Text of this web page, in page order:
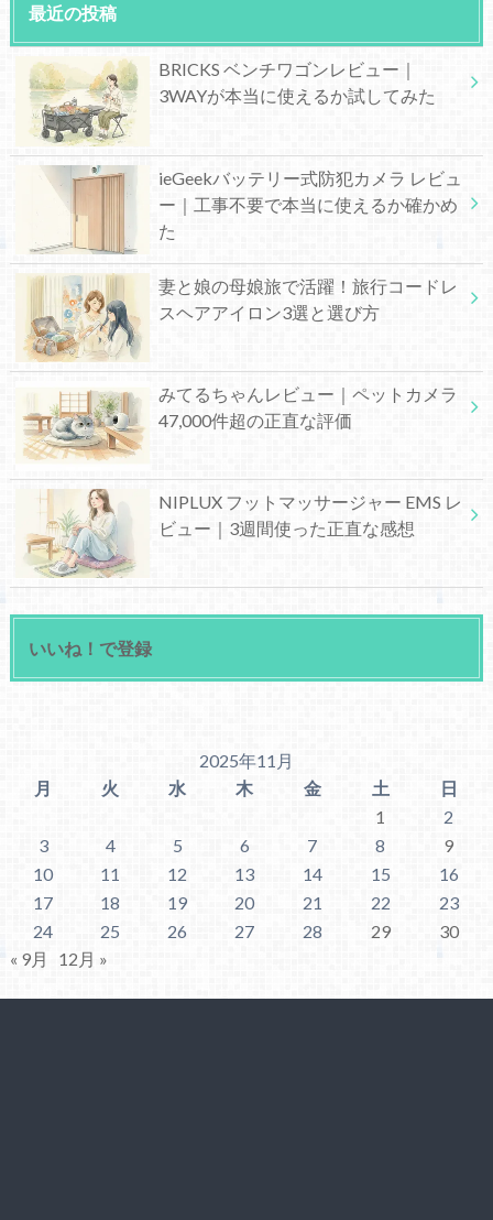
最近の投稿
BRICKS ベンチワゴンレビュー｜
3WAYが本当に使えるか試してみた
ieGeekバッテリー式防犯カメラ レビュ
ー｜工事不要で本当に使えるか確かめ
た
妻と娘の母娘旅で活躍！旅行コードレ
スヘアアイロン3選と選び方
みてるちゃんレビュー｜ペットカメラ
47,000件超の正直な評価
NIPLUX フットマッサージャー EMS レ
ビュー｜3週間使った正直な感想
いいね！で登録
2025年11月
月
火 水 木 金 土
日
1
2
3
4 5 6 7 8
9
10
11 12 13 14 15
16
17
18 19 20 21 22
23
24
25 26 27 28 29
30
« 9月
12月 »